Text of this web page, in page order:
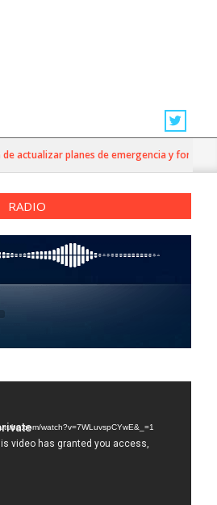
planes de emergencia y fortalecer la
RADIO
watch?v=7WLuvspCYwE&_=1